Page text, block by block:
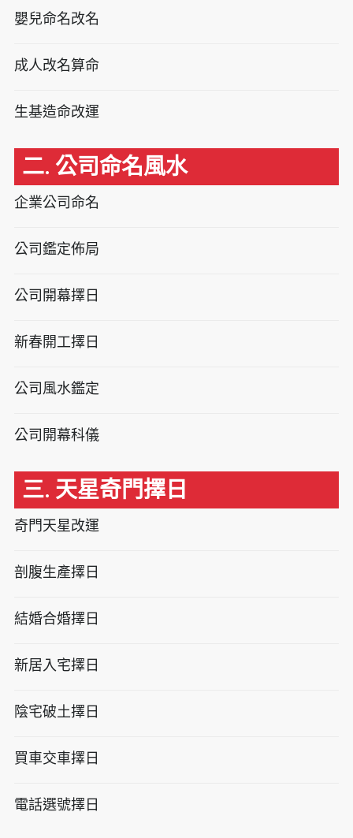
嬰兒命名改名
成人改名算命
生基造命改運
二. 公司命名風水
企業公司命名
公司鑑定佈局
公司開幕擇日
新春開工擇日
公司風水鑑定
公司開幕科儀
三. 天星奇門擇日
奇門天星改運
剖腹生產擇日
結婚合婚擇日
新居入宅擇日
陰宅破土擇日
買車交車擇日
電話選號擇日